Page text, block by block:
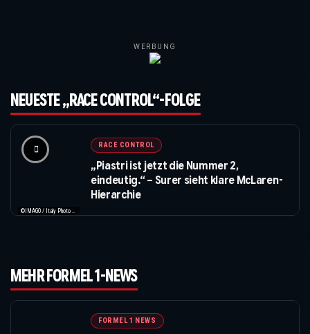
WERBUNG
NEUESTE „RACE CONTROL“-FOLGE
RACE CONTROL
„Piastri ist jetzt die Nummer 2,
eindeutig.“ – Surer sieht klare McLaren-
Hierarchie
MEHR FORMEL 1-NEWS
FORMEL 1 NEWS